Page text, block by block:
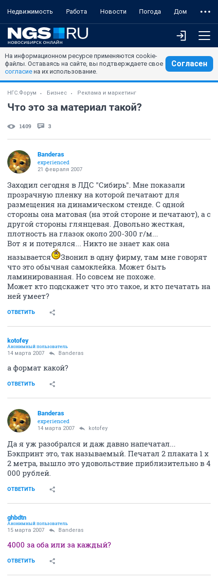
Недвижимость Работа Новости Погода Дом
На информационном ресурсе применяются cookie-
файлы. Оставаясь на сайте, вы подтверждаете свое
согласие на их использование.
Согласен
НГС.Форум Бизнес Реклама и маркетинг
Что это за материал такой?
1409 3
Banderas
experienced
21 февраля 2007
Заходил сегодня в ЛДС "Сибирь". Мне показали
прозрачную пленку на которой печатают для
размещения на динамическом стенде. С одной
стороны она матовая (на этой стороне и печатают), а с
другой стороны глянцевая. Довольно жесткая,
плотность на глазок около 200-300 г/м...
Вот я и потерялся... Никто не знает как она
называется
Звонил в одну фирму, там мне говорят
что это обычная самоклейка. Может быть
ламинированная. Но совсем не похоже.
Может кто подскажет что это такое, и кто печатать на
ней умеет?
ОТВЕТИТЬ
kotofey
Анонимный пользователь
14 марта 2007 Banderas
а формат какой?
ОТВЕТИТЬ
Banderas
experienced
14 марта 2007 kotofey
Да я уж разобрался и даж давно напечатал...
Бэкпринт это, так называемый. Печатал 2 плаката 1 х
2 метра, вышло это удовольствие приблизительно в 4
000 рублей.
ОТВЕТИТЬ
ghbdtn
Анонимный пользователь
15 марта 2007 Banderas
4000 за оба или за каждый?
ОТВЕТИТЬ